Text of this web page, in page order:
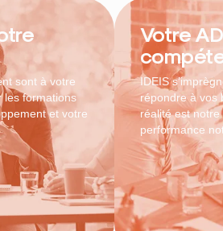
sont à votre
les formations
et votre
Votre
IDEIS
répondre à vos
réalité est notre
performance